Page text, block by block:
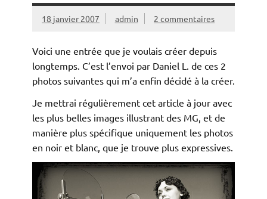
18 janvier 2007 admin 2 commentaires
Voici une entrée que je voulais créer depuis
longtemps. C’est l’envoi par Daniel L. de ces 2
photos suivantes qui m’a enfin décidé à la créer.
Je mettrai régulièrement cet article à jour avec
les plus belles images illustrant des MG, et de
manière plus spécifique uniquement les photos
en noir et blanc, que je trouve plus expressives.